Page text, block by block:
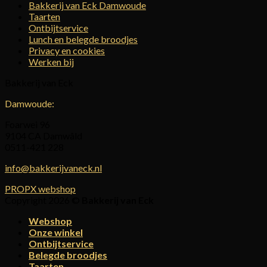
Bakkerij van Eck Damwoude
Taarten
Ontbijtservice
Lunch en belegde broodjes
Privacy en cookies
Werken bij
Damwoude:
info@bakkerijvaneck.nl
PROPX webshop
Webshop
Onze winkel
Ontbijtservice
Belegde broodjes